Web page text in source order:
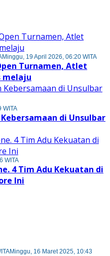
Minggu, 19 April 2026, 06:20 WITA
Turnamen, Atlet
melaju
WITA
di Unsulbar
WITA
4 Tim Adu Kekuatan di
Ini
Minggu, 16 Maret 2025, 10:43